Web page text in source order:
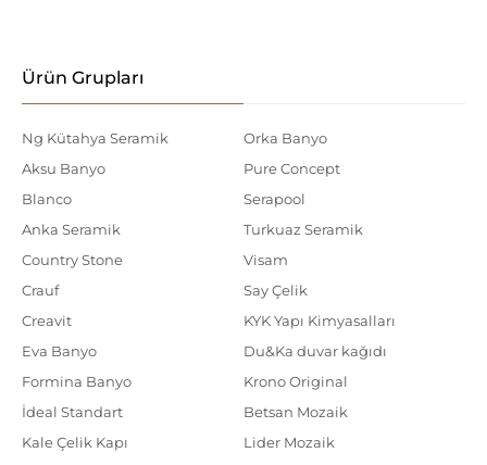
Ürün Grupları
Ng Kütahya Seramik
Aksu Banyo
Blanco
Anka Seramik
Country Stone
Crauf
Creavit
Eva Banyo
Formina Banyo
İdeal Standart
Kale Çelik Kapı
Orka Banyo
Pure Concept
Serapool
Turkuaz Seramik
Visam
Say Çelik
KYK Yapı Kimyasalları
Du&Ka duvar kağıdı
Krono Original
Betsan Mozaik
Lider Mozaik